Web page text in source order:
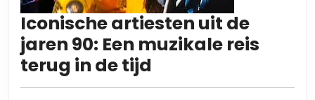
Iconische artiesten uit de
jaren 90: Een muzikale reis
terug in de tijd
artiesten